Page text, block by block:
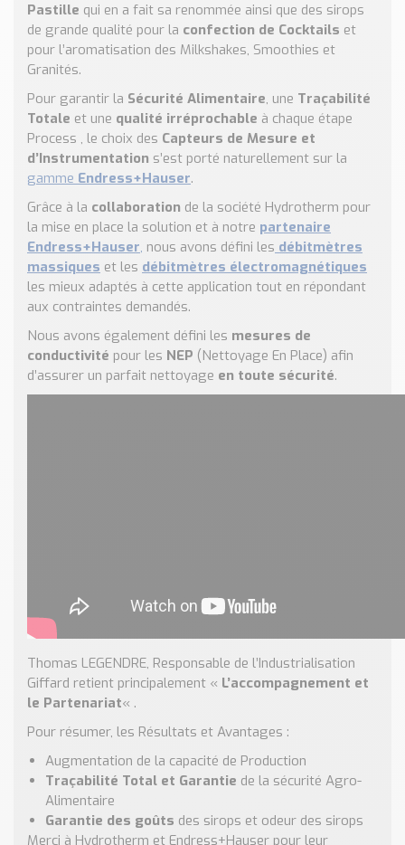
Blog
Nos Réalisations
Conseils et Actualités
Catalogue des essentiels pour les brasseries et micro-
brasseries
Contact & Devis
Devis, Tarifs, Renseignements techniques
Pastille qui en a fait sa renommée ainsi que des sirops
de grande qualité pour la confection de Cocktails et
pour l’aromatisation des Milkshakes, Smoothies et
Granités.
Pour garantir la Sécurité Alimentaire, une Traçabilité
Totale et une qualité irréprochable à chaque étape
Process , le choix des Capteurs de Mesure et
d’Instrumentation s’est porté naturellement sur la
gamme Endress+Hauser.
Grâce à la collaboration de la société Hydrotherm pour
la mise en place la solution et à notre partenaire
Endress+Hauser, nous avons défini les débitmètres
massiques et les débitmètres électromagnétiques
les mieux adaptés à cette application tout en répondant
aux contraintes demandés.
Nous avons également défini les mesures de
conductivité pour les NEP (Nettoyage En Place) afin
d’assurer un parfait nettoyage en toute sécurité.
Thomas LEGENDRE, Responsable de l’Industrialisation
Giffard retient principalement « L’accompagnement et
le Partenariat« .
Pour résumer, les Résultats et Avantages :
Augmentation de la capacité de Production
Traçabilité Total et Garantie de la sécurité Agro-
Alimentaire
Garantie des goûts des sirops et odeur des sirops
Merci à Hydrotherm et Endress+Hauser pour leur